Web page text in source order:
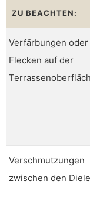
ZU BEACHTEN:
Verfärbungen oder
Flecken auf der
Verschmutzungen
zwischen den